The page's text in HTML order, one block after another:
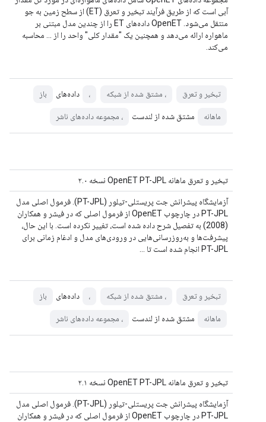
آبی است که از طریق فرآیند تبخیر و تعرق (ET) از سطح زمین به جو
منتقل می‌شود. OpenET داده‌های ET را از چندین مدل مبتنی بر
ماهواره ارائه می‌دهد و همچنین یک "مقدار کلی" واحد را از ... محاسبه
می‌کند.
تبخیر و تعرق ، مشتق شده از شبکه ، داده‌های باز
ماهانه مشتق شده از لندست ، مجموعه داده‌های ناشر
تبخیر و تعرق ماهانه OpenET PT-JPL نسخه ۲.۰
آزمایشگاه پیشرانش جت پریستلی-تیلور (PT-JPL). فرمول اصلی مدل
PT-JPL در چارچوب OpenET از فرمول اصلی که در فیشر و همکاران
(2008) به تفصیل شرح داده شده است، تغییر نکرده است. با این حال،
پیشرفت‌ها و به‌روزرسانی‌هایی در ورودی‌های مدل و ادغام زمانی برای
PT-JPL انجام شده است تا ...
تبخیر و تعرق ، مشتق شده از شبکه ، داده‌های باز
ماهانه مشتق شده از لندست ، مجموعه داده‌های ناشر
تبخیر و تعرق ماهانه OpenET PT-JPL نسخه ۲.۱
آزمایشگاه پیشرانش جت پریستلی-تیلور (PT-JPL). فرمول اصلی مدل
PT-JPL در چارچوب OpenET از فرمول اصلی که در فیشر و همکاران